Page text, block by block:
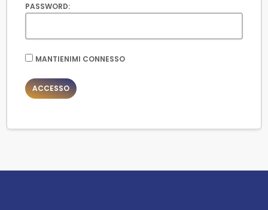
PASSWORD:
MANTIENIMI CONNESSO
ACCESSO